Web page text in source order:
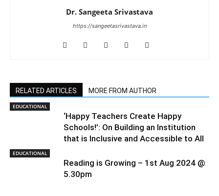
Dr. Sangeeta Srivastava
https://sangeetasrivastava.in
RELATED ARTICLES MORE FROM AUTHOR
EDUCATIONAL
‘Happy Teachers Create Happy
Schools!’: On Building an Institution
that is Inclusive and Accessible to All
EDUCATIONAL
Reading is Growing – 1st Aug 2024 @
5.30pm